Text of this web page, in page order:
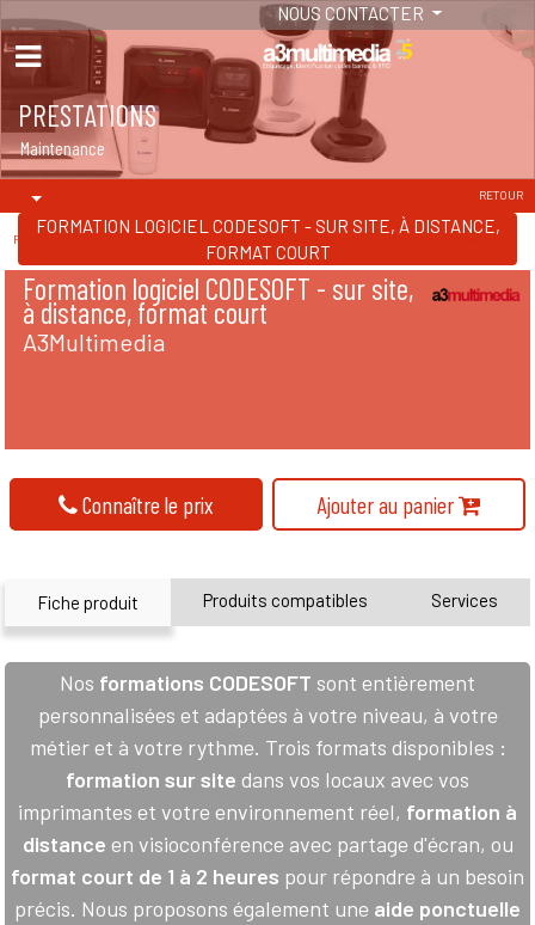
NOUS CONTACTER
PRESTATIONS
Maintenance
FORMATION LOGICIEL CODESOFT - SUR SITE, À DISTANCE,
FORMAT COURT
RETOUR
Formation A3Multimedia / Formation logiciel CODESOFT - sur site, à distance, format court
Formation logiciel CODESOFT - sur site,
à distance, format court
A3Multimedia
Connaître le prix Ajouter au panier
Fiche produit Produits compatibles Services
Nos formations CODESOFT sont entièrement
personnalisées et adaptées à votre niveau, à votre
métier et à votre rythme. Trois formats disponibles :
formation sur site dans vos locaux avec vos
imprimantes et votre environnement réel, formation à
distance en visioconférence avec partage d'écran, ou
format court de 1 à 2 heures pour répondre à un besoin
précis. Nous proposons également une aide ponctuelle